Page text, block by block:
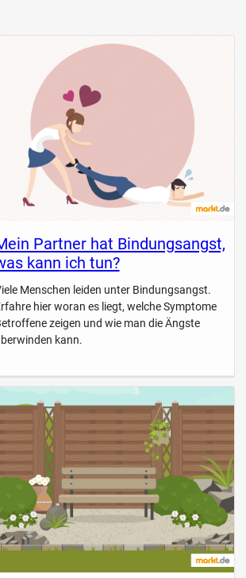
Partner hat Bindungsangst,
kann ich tun?
Menschen leiden unter Bindungsangst.
hier woran es liegt, welche Symptome
zeigen und wie man die Ängste
kann.